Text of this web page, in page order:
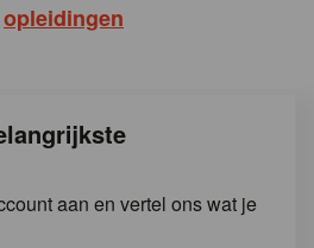
opleidingen
aan en vertel ons wat je